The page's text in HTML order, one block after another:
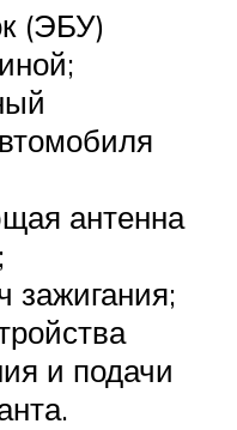
(ЭБУ)
антенна
зажигания;
и подачи